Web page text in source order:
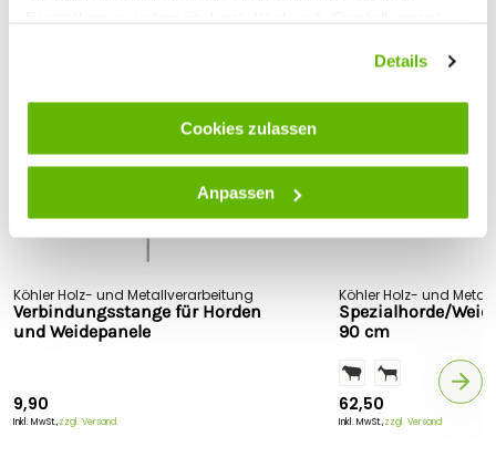
Details
Cookies zulassen
Anpassen
Köhler Holz- und Metallverarbeitung
Verbindungsstange für Horden
und Weidepanele
9,90
Inkl. MwSt.,zzgl. Versand
Köhler Holz- und
Spezialhorde/
90 cm
62,50
Inkl. MwSt.,zzgl. Versand